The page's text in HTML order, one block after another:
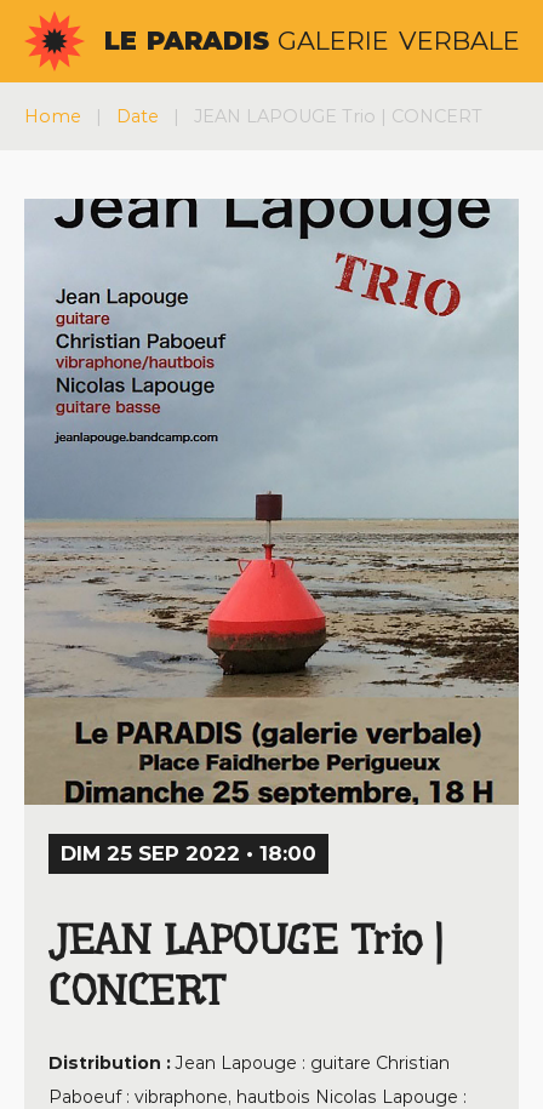
Aller
contenu
LE PARADIS GALERIE VERBALE
Home | Date | JEAN LAPOUGE Trio | CONCERT
DIM 25 SEP 2022 • 18:00
JEAN LAPOUGE Trio |
CONCERT
Distribution :Jean Lapouge : guitare Christian
Paboeuf : vibraphone, hautbois Nicolas Lapouge :